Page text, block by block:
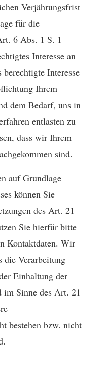
Verjährungsfrist
für die
6 Abs. 1 S. 1
Interesse an
Interesse
Ihrem
dem Bedarf, uns in
entlasten zu
dass wir Ihrem
sind.
auf Grundlage
können Sie
des Art. 21
Sie hierfür bitte
Kontaktdaten. Wir
die Verarbeitung
Einhaltung der
im Sinne des Art. 21
bestehen bzw. nicht